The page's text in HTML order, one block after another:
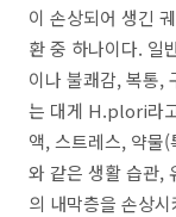
이 손상되어 생긴
환 중 하나이다. 일
이나 불쾌감, 복통,
는 대게 H.plori라
액, 스트레스, 약물
와 같은 생활 습관,
의 내막층을 손상